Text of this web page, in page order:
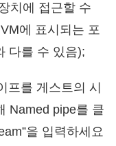
치에 접근할 수
에 표시되는 포
다를 수 있음);
프를 게스트의 시
Named pipe를 클
을 입력하세요